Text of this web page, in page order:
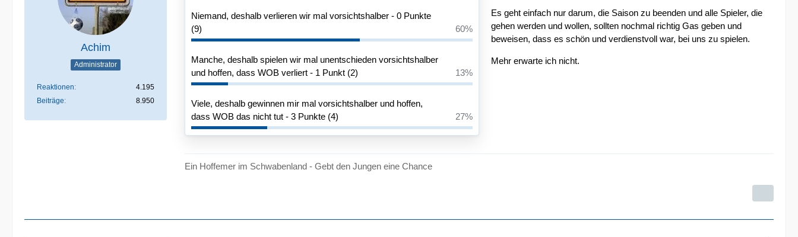
Achim
Administrator
Reaktionen
4.195
Beiträge
8.950
Niemand, deshalb verlieren wir mal vorsichtshalber - 0 Punkte
(9)
60%
Manche, deshalb spielen wir mal unentschieden vorsichtshalber
und hoffen, dass WOB verliert - 1 Punkt (2)
13%
Viele, deshalb gewinnen mir mal vorsichtshalber und hoffen,
dass WOB das nicht tut - 3 Punkte (4)
27%
Es geht einfach nur darum, die Saison zu beenden und alle Spieler, die
gehen werden und wollen, sollten nochmal richtig Gas geben und
beweisen, dass es schön und verdienstvoll war, bei uns zu spielen.
Mehr erwarte ich nicht.
Ein Hoffemer im Schwabenland - Gebt den Jungen eine Chance